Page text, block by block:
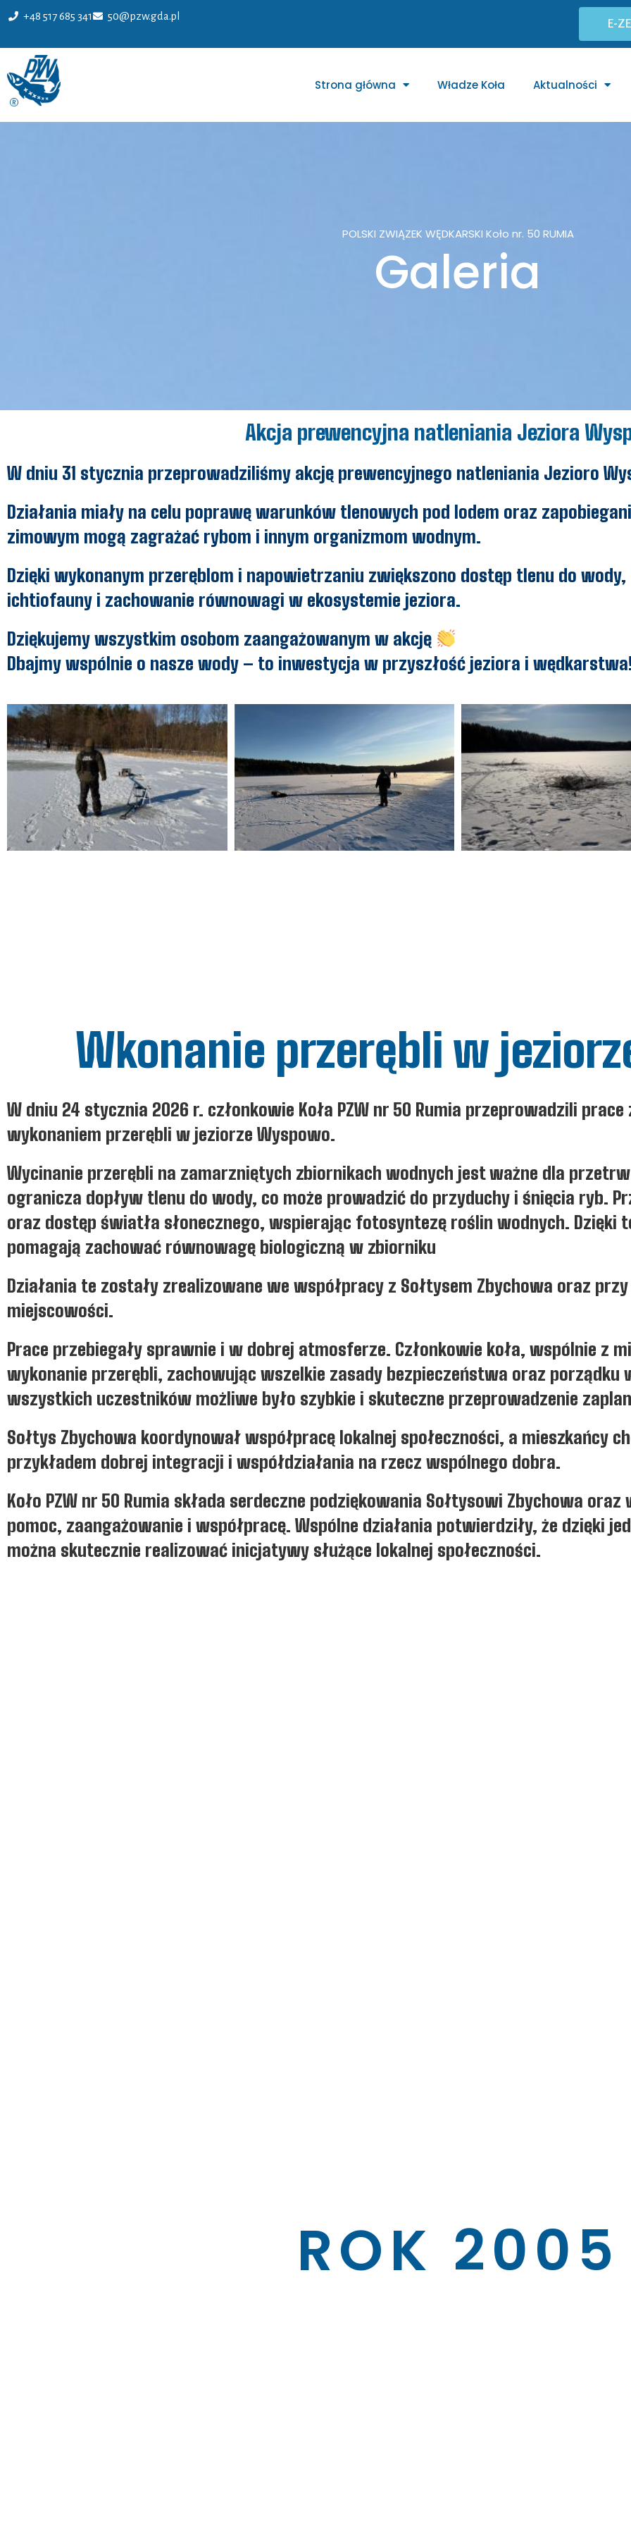
+48 517 685 341 50@pzw.gda.pl
E-
Strona główna Władze Koła Aktualności
POLSKI ZWIĄZEK WĘDKARSKI Koło nr. 50 RUMIA
Galeria
Akcja prewencyjna natleniania Jeziora
W dniu 31 stycznia przeprowadziliśmy akcję prewencyjnego natleniania Jezioro
Działania miały na celu poprawę warunków tlenowych pod lodem oraz
zimowym mogą zagrażać rybom i innym organizmom wodnym.
Dzięki wykonanym przeręblom i napowietrzaniu zwiększono dostęp tlenu do
ichtiofauny i zachowanie równowagi w ekosystemie jeziora.
Dziękujemy wszystkim osobom zaangażowanym w akcję
Dbajmy wspólnie o nasze wody – to inwestycja w przyszłość jeziora i
Wkonanie przerębli w
W dniu 24 stycznia 2026 r. członkowie Koła PZW nr 50 Rumia przeprowadzili
wykonaniem przerębli w jeziorze Wyspowo.
Wycinanie przerębli na zamarzniętych zbiornikach wodnych jest ważne dla
ogranicza dopływ tlenu do wody, co może prowadzić do przyduchy i śnięcia ryb.
oraz dostęp światła słonecznego, wspierając fotosyntezę roślin wodnych. Dzięki
pomagają zachować równowagę biologiczną w zbiorniku
Działania te zostały zrealizowane we współpracy z Sołtysem Zbychowa oraz
miejscowości.
Prace przebiegały sprawnie i w dobrej atmosferze. Członkowie koła, wspólnie z
wykonanie przerębli, zachowując wszelkie zasady bezpieczeństwa oraz porządku
wszystkich uczestników możliwe było szybkie i skuteczne przeprowadzenie
Sołtys Zbychowa koordynował współpracę lokalnej społeczności, a mieszkańcy
przykładem dobrej integracji i współdziałania na rzecz wspólnego dobra.
Koło PZW nr 50 Rumia składa serdeczne podziękowania Sołtysowi Zbychowa
pomoc, zaangażowanie i współpracę. Wspólne działania potwierdziły, że dzięki
można skutecznie realizować inicjatywy służące lokalnej społeczności.
ROK 2005